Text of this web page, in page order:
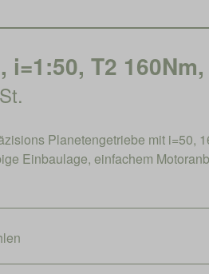
i=1:50, T2 160Nm,
Planetengetriebe mit i=50,
Einbaulage, einfachem